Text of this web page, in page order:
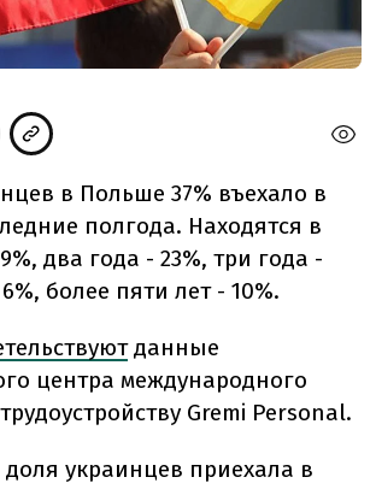
в Польше 37% въехало в
полгода. Находятся в
два года - 23%, три года -
более пяти лет - 10%.
данные
центра международного
Gremi Personal.
украинцев приехала в